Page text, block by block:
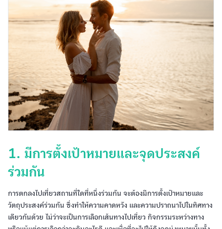
1. มีการตั้งเป้าหมายและจุดประสงค์
ร่วมกัน
การตกลงไปเที่ยวสถานที่ใดที่หนึ่งร่วมกัน จะต้องมีการตั้งเป้าหมายและ
วัตถุประสงค์ร่วมกัน ซึ่งทำให้ความคาดหวัง และความปราถนาไปในทิศทาง
เดียวกันด้วย ไม่ว่าจะเป็นการเลือกเส้นทางไปเที่ยว กิจกรรมระหว่างทาง